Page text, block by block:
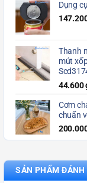
Dụng
Thanh
mút
44.600
Cơm
chuẩn
SẢN PHẨM ĐÁNH